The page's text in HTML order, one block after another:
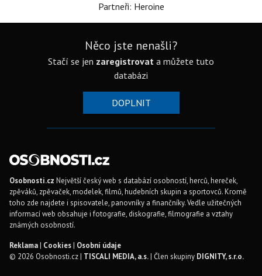
Partneři: Heroine
Něco jste nenašli?
Stačí se jen zaregistrovat a můžete tuto
databázi
DOPLNIT
Osobnosti.cz Největší český web s databází osobností, herců, hereček,
zpěváků, zpěvaček, modelek, filmů, hudebních skupin a sportovců. Kromě
toho zde najdete i spisovatele, panovníky a finančníky. Vedle užitečných
informací web obsahuje i fotografie, diskografie, filmografie a vztahy
známých osobností.
Reklama| Cookies| Osobní údaje
© 2026 Osobnosti.cz | TISCALI MEDIA, a.s.| Člen skupiny DIGNITY, s.r.o.